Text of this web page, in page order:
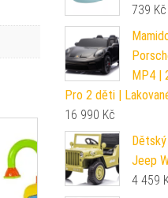
739 Kč
MP4 |
Pro 2 děti |
16 990 Kč
Jeep
4 459